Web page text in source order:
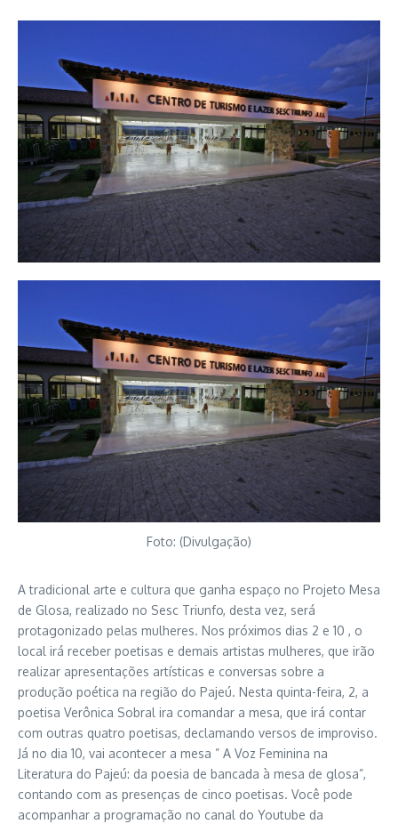
Foto: (Divulgação)
A tradicional arte e cultura que ganha espaço no Projeto Mesa
de Glosa, realizado no Sesc Triunfo, desta vez, será
protagonizado pelas mulheres. Nos próximos dias 2 e 10 , o
local irá receber poetisas e demais artistas mulheres, que irão
realizar apresentações artísticas e conversas sobre a
produção poética na região do Pajeú. Nesta quinta-feira, 2, a
poetisa Verônica Sobral ira comandar a mesa, que irá contar
com outras quatro poetisas, declamando versos de improviso.
Já no dia 10, vai acontecer a mesa ” A Voz Feminina na
Literatura do Pajeú: da poesia de bancada à mesa de glosa”,
contando com as presenças de cinco poetisas. Você pode
acompanhar a programação no canal do Youtube da